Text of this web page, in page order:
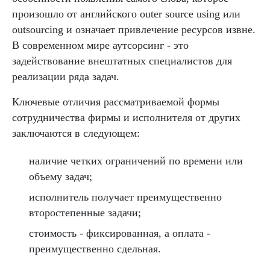
произошло от английского outer source using или
outsourcing и означает привлечение ресурсов извне.
В современном мире аутсорсинг - это
задействование внештатных специалистов для
реализации ряда задач.
Ключевые отличия рассматриваемой формы
сотрудничества фирмы и исполнителя от других
заключаются в следующем:
наличие четких ограничений по времени или
объему задач;
исполнитель получает преимущественно
второстепенные задачи;
стоимость - фиксированная, а оплата -
преимущественно сдельная.